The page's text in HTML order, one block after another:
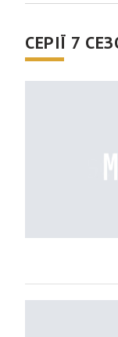
СЕРІЇ 7